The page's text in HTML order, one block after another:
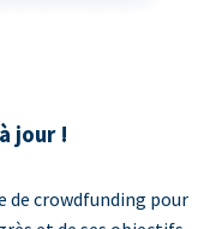
jour !
de crowdfunding pour